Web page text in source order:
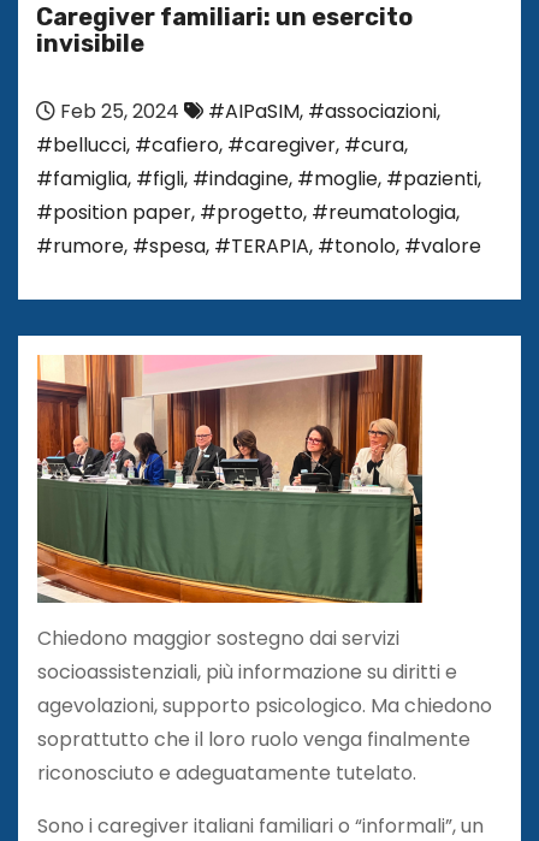
Caregiver familiari: un esercito
invisibile
Feb 25, 2024 #AIPaSIM, #associazioni,
#bellucci, #cafiero, #caregiver, #cura,
#famiglia, #figli, #indagine, #moglie, #pazienti,
#position paper, #progetto, #reumatologia,
#rumore, #spesa, #TERAPIA, #tonolo, #valore
Chiedono maggior sostegno dai servizi
socioassistenziali, più informazione su diritti e
agevolazioni, supporto psicologico. Ma chiedono
soprattutto che il loro ruolo venga finalmente
riconosciuto e adeguatamente tutelato.
Sono i caregiver italiani familiari o “informali”, un